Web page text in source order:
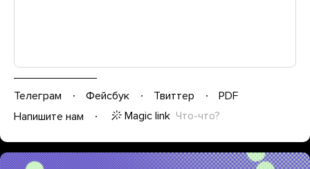
Телеграм Фейсбук Твиттер
PDF
Напишите нам
Magic link Что-что?